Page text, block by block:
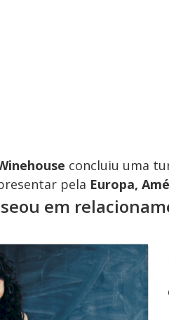
concluiu uma
pela Europa,
em